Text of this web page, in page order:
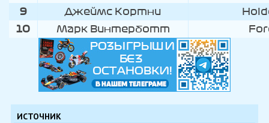
9
Джеймс Кортни
10
Марк Винтерботт
ИСТОЧНИК